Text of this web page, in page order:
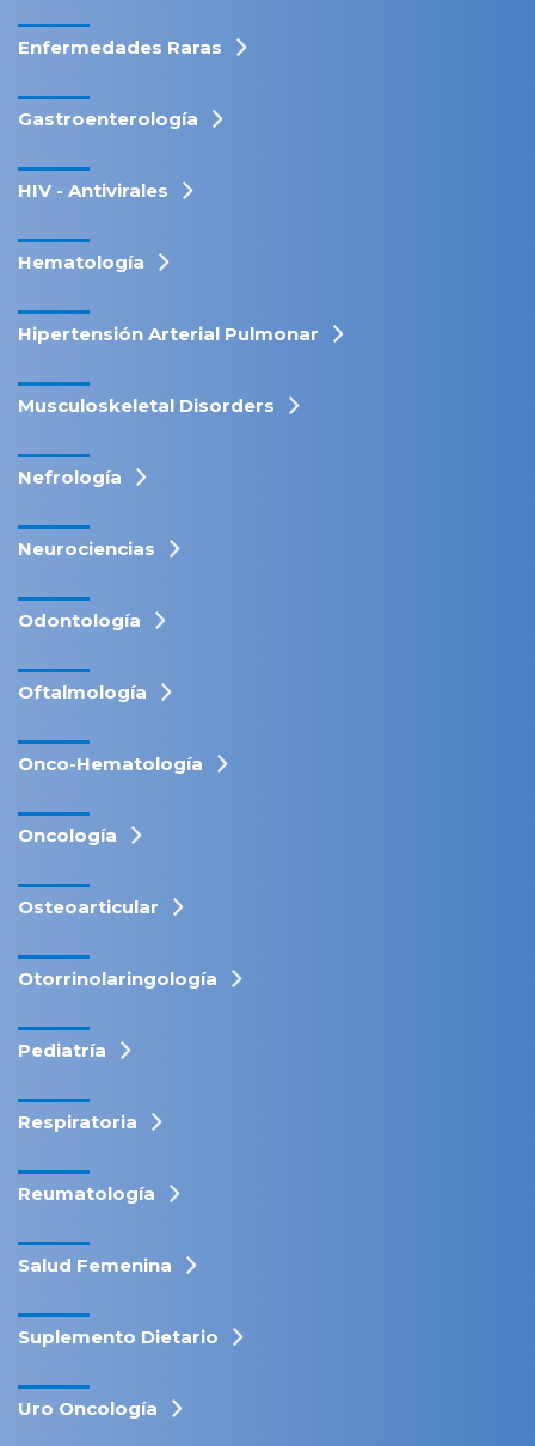
Enfermedades Raras
Gastroenterología
HIV - Antivirales
Hematología
Hipertensión Arterial Pulmonar
Musculoskeletal Disorders
Nefrología
Neurociencias
Odontología
Oftalmología
Onco-Hematología
Oncología
Osteoarticular
Otorrinolaringología
Pediatría
Respiratoria
Reumatología
Salud Femenina
Suplemento Dietario
Uro Oncología